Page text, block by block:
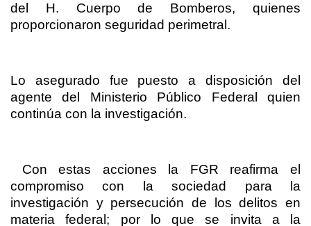
del H. Cuerpo de Bomberos, quienes
proporcionaron seguridad perimetral.
Lo asegurado fue puesto a disposición del
agente del Ministerio Público Federal quien
continúa con la investigación.
Con estas acciones la FGR reafirma el
compromiso con la sociedad para la
investigación y persecución de los delitos en
materia federal; por lo que se invita a la